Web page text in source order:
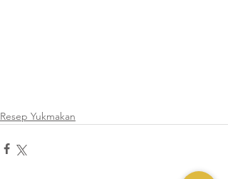
Resep Yukmakan